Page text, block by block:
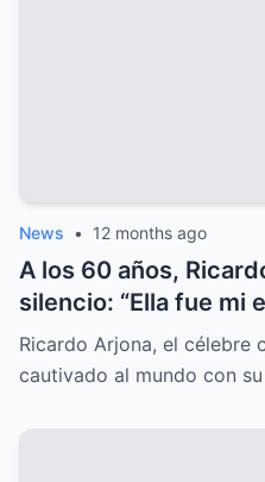
News • 12 months ago
A los 60 años,
silencio: “Ella fue mi
de un adiós”, una
esperaba.
Ricardo Arjona, el célebre
cautivado al mundo con